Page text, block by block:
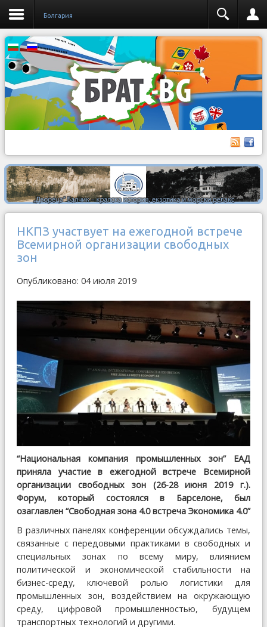
Бoлгария
НКПЗ участвует на ежегодной встрече
Всемирной организации свободных
зон
Опубликовано: 04 июля 2019
“Национальная компания промышленных зон” ЕАД
приняла участие в ежегодной встрече Всемирной
организации свободных зон (26-28 июня 2019 г.).
Форум, который состоялся в Барселоне, был
озаглавлен “Свободная зона 4.0 встреча Экономика 4.0”
В различных панелях конференции обсуждались темы,
связанные с передовыми практиками в свободных и
специальных зонах по всему миру, влиянием
политической и экономической стабильности на
бизнес-среду, ключевой ролью логистики для
промышленных зон, воздействием на окружающую
среду, цифровой промышленностью, будущем
транспортных технологий и другими.